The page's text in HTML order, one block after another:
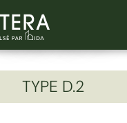
Unité 312-A
TYPE D.2